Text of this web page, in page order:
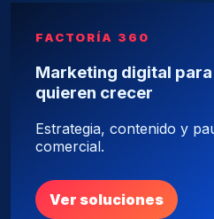
FACTORÍA 360
Marketing digital
quieren crecer
Estrategia, contenido y
comercial.
Ver soluciones